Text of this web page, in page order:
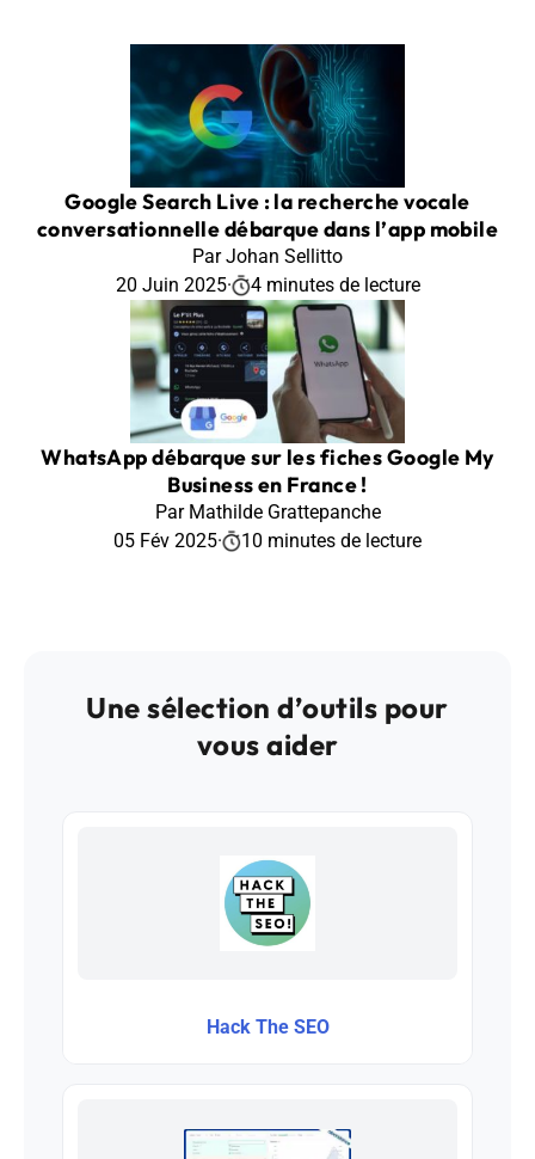
Google Search Live : la recherche vocale
conversationnelle débarque dans l’app mobile
Par Johan Sellitto
20 Juin 2025· 4 minutes de lecture
WhatsApp débarque sur les fiches Google My
Business en France !
Par Mathilde Grattepanche
05 Fév 2025· 10 minutes de lecture
Une sélection d’outils pour
vous aider
Hack The SEO